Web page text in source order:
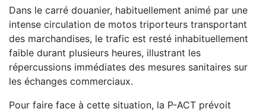
Dans le carré douanier, habituellement animé par une
intense circulation de motos triporteurs transportant
des marchandises, le trafic est resté inhabituellement
faible durant plusieurs heures, illustrant les
répercussions immédiates des mesures sanitaires sur
les échanges commerciaux.
Pour faire face à cette situation, la P-ACT prévoit